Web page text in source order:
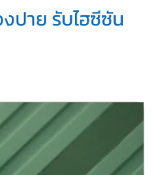
ปาย รับไฮซีซัน